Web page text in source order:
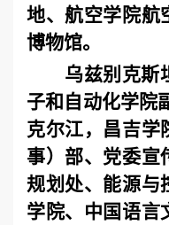
地、航空学院航
博物馆。
乌兹别克斯
子和自动化学院
克尔江，昌吉学
事）部、党委宣
规划处、能源与
学院、中国语言